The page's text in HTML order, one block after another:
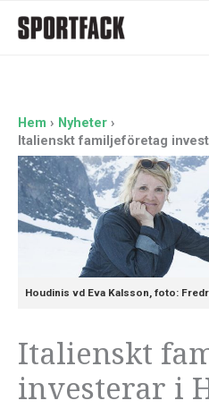
Hem
Nyheter
Italienskt familjeföretag
Houdinis vd Eva Kalsson, foto:
Italienskt
investerar i